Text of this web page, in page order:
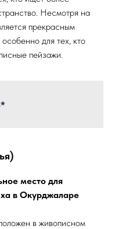
Несмотря на
прекрасным
для тех, кто
пейзажи.
место для
в Окурджаларе
в живописном